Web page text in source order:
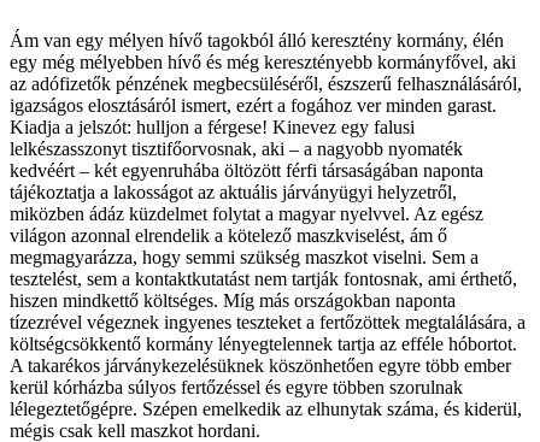
Ám van egy mélyen hívő tagokból álló keresztény kormány, élén
egy még mélyebben hívő és még keresztényebb kormányfővel, aki
az adófizetők pénzének megbecsüléséről, észszerű felhasználásáról,
igazságos elosztásáról ismert, ezért a fogához ver minden garast.
Kiadja a jelszót: hulljon a férgese! Kinevez egy falusi
lelkészasszonyt tisztifőorvosnak, aki – a nagyobb nyomaték
kedvéért – két egyenruhába öltözött férfi társaságában naponta
tájékoztatja a lakosságot az aktuális járványügyi helyzetről,
miközben ádáz küzdelmet folytat a magyar nyelvvel. Az egész
világon azonnal elrendelik a kötelező maszkviselést, ám ő
megmagyarázza, hogy semmi szükség maszkot viselni. Sem a
tesztelést, sem a kontaktkutatást nem tartják fontosnak, ami érthető,
hiszen mindkettő költséges. Míg más országokban naponta
tízezrével végeznek ingyenes teszteket a fertőzöttek megtalálására, a
költségcsökkentő kormány lényegtelennek tartja az efféle hóbortot.
A takarékos járványkezelésüknek köszönhetően egyre több ember
kerül kórházba súlyos fertőzéssel és egyre többen szorulnak
lélegeztetőgépre. Szépen emelkedik az elhunytak száma, és kiderül,
mégis csak kell maszkot hordani.